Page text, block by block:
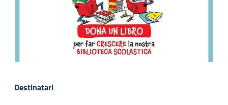
Destinatari